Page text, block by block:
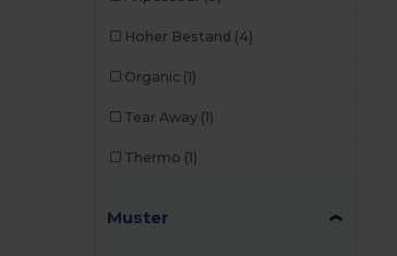
Hoher Bestand (4)
Organic (1)
Tear Away (1)
Thermo (1)
Muster